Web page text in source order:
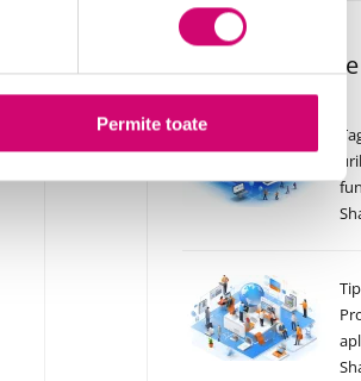
Permite toate
Cursuri Similare